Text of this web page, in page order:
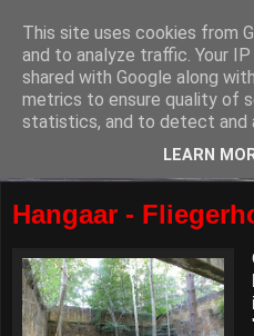
Hangaar -
This site uses cookies from
and to analyze traffic. Your
shared with Google along
metrics to ensure quality of
statistics, and to detect and
LEARN